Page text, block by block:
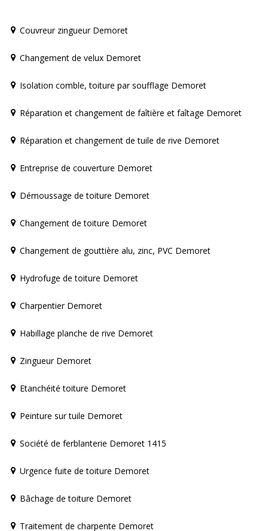
Couvreur zingueur Demoret
Changement de velux Demoret
Isolation comble, toiture par soufflage Demoret
Réparation et changement de faîtière et faîtage Demoret
Réparation et changement de tuile de rive Demoret
Entreprise de couverture Demoret
Démoussage de toiture Demoret
Changement de toiture Demoret
Changement de gouttière alu, zinc, PVC Demoret
Hydrofuge de toiture Demoret
Charpentier Demoret
Habillage planche de rive Demoret
Zingueur Demoret
Etanchéité toiture Demoret
Peinture sur tuile Demoret
Société de ferblanterie Demoret 1415
Urgence fuite de toiture Demoret
Bâchage de toiture Demoret
Traitement de charpente Demoret